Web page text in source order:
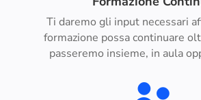
Ti daremo gli input necessari
formazione possa continuare
passeremo insieme, in aula